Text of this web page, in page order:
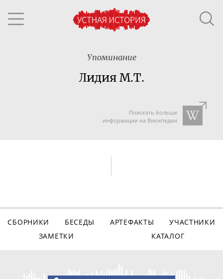
Упоминание
Лидия М.Т.
Поискать больше
информации на Википедии
СБОРНИКИ БЕСЕДЫ АРТЕФАКТЫ
УЧАСТНИКИ
ЗАМЕТКИ
КАТАЛОГ